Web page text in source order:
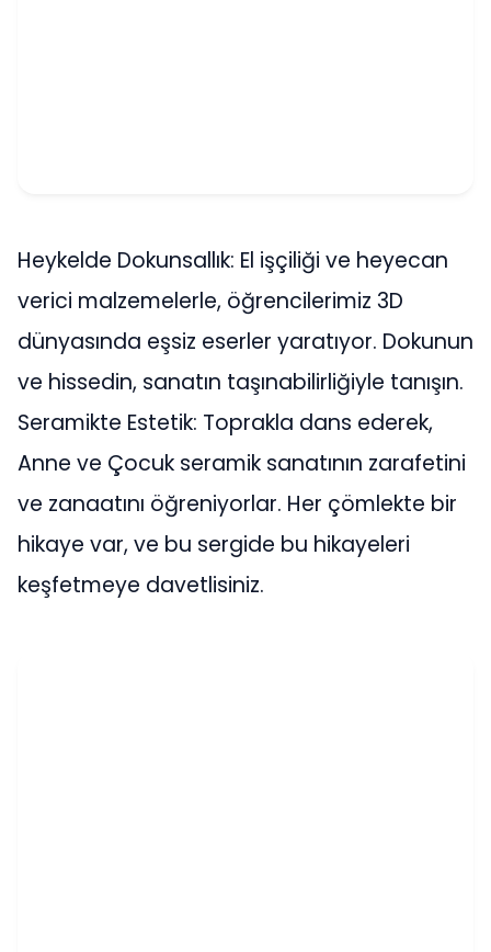
Heykelde Dokunsallık: El işçiliği ve heyecan
verici malzemelerle, öğrencilerimiz 3D
dünyasında eşsiz eserler yaratıyor. Dokunun
ve hissedin, sanatın taşınabilirliğiyle tanışın.
Seramikte Estetik: Toprakla dans ederek,
Anne ve Çocuk seramik sanatının zarafetini
ve zanaatını öğreniyorlar. Her çömlekte bir
hikaye var, ve bu sergide bu hikayeleri
keşfetmeye davetlisiniz.